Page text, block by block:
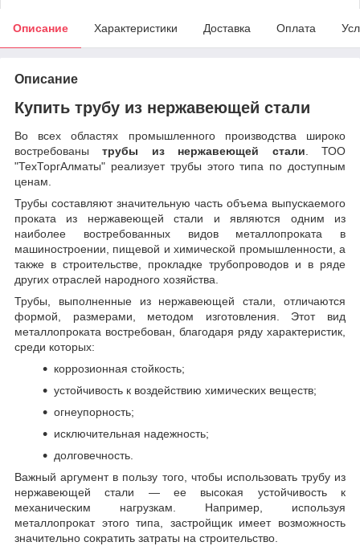
Описание Характеристики Доставка Оплата
Описание
Купить трубу из нержавеющей стали
Во всех областях промышленного производства широко
востребованытрубы из нержавеющей стали. ТОО
"ТехТоргАлматы" реализует трубы этого типа по доступным
ценам.
Трубы составляют значительную часть объема выпускаемого
проката из нержавеющей стали и являются одним из
наиболее востребованных видов металлопроката в
машиностроении, пищевой и химической промышленности, а
также в строительстве, прокладке трубопроводов и в ряде
других отраслей народного хозяйства.
Трубы, выполненные из нержавеющей стали, отличаются
формой, размерами, методом изготовления. Этот вид
металлопроката востребован, благодаря ряду характеристик,
среди которых:
коррозионная стойкость;
устойчивость к воздействию химических веществ;
огнеупорность;
исключительная надежность;
долговечность.
Важный аргумент в пользу того, чтобы использовать трубу из
нержавеющей стали — ее высокая устойчивость к
механическим нагрузкам. Например, используя
металлопрокат этого типа, застройщик имеет возможность
значительно сократить затраты на строительство.